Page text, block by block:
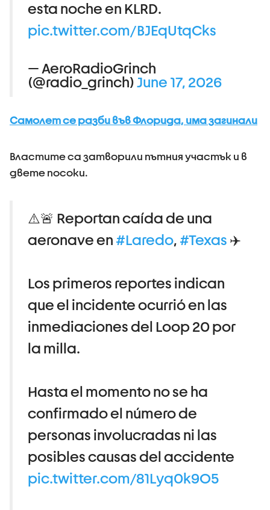
esta noche en KLRD.
pic.twitter.com/BJEqUtqCks
— AeroRadioGrinch
(@radio_grinch)June 17, 2026
Самолет се разби във Флорида, има загинали
Властите са затворили пътния участък и в
двете посоки.
⚠️🚨 Reportan caída de una
aeronave en#Laredo,#Texas ✈️
Los primeros reportes indican
que el incidente ocurrió en las
inmediaciones del Loop 20 por
la milla.
Hasta el momento no se ha
confirmado el número de
personas involucradas ni las
posibles causas del accidente
pic.twitter.com/81Lyq0k9O5